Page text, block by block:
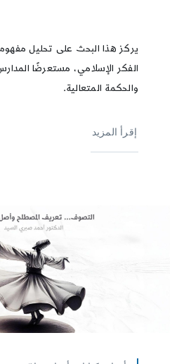
يركز هذا البحث على تحليل
الفكر الإسلامي، مستعرضًا
والحكمة المتعالية.
إقرأ المزيد